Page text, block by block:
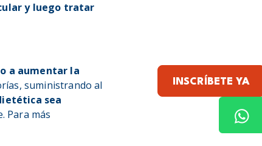
INSCRÍBETE YA
y luego tratar
a aumentar la
suministrando al
sea
Para más